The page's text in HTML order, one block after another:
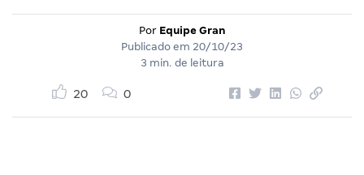
Por Equipe Gran
Publicado em 20/10/23
3 min. de leitura
20 0